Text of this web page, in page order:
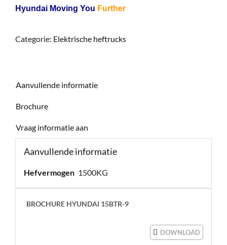
Hyundai Moving You Further
Categorie: Elektrische heftrucks
Aanvullende informatie
Brochure
Vraag informatie aan
Aanvullende informatie
Hefvermogen 1500KG
BROCHURE HYUNDAI 15BTR-9
DOWNLOAD